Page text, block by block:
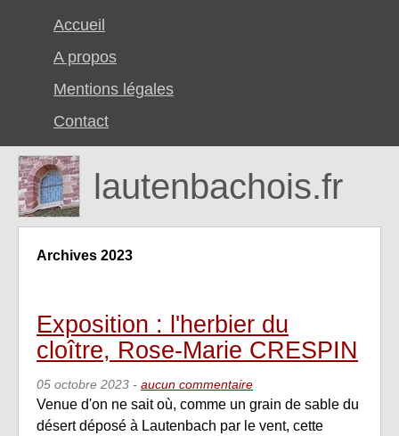
Accueil
A propos
Mentions légales
Contact
lautenbachois.fr
Archives 2023
Exposition : l'herbier du
cloître, Rose-Marie CRESPIN
05 octobre 2023 - aucun commentaire
Venue d'on ne sait où, comme un grain de sable du
désert déposé à Lautenbach par le vent, cette